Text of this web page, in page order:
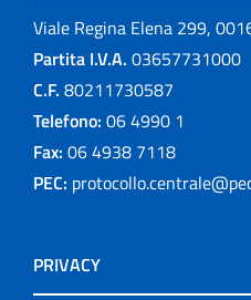
Viale Regina Elena 299,
Partita I.V.A. 03657731000
C.F. 80211730587
Telefono: 06 4990 1
Fax: 06 4938 7118
PEC:
PRIVACY